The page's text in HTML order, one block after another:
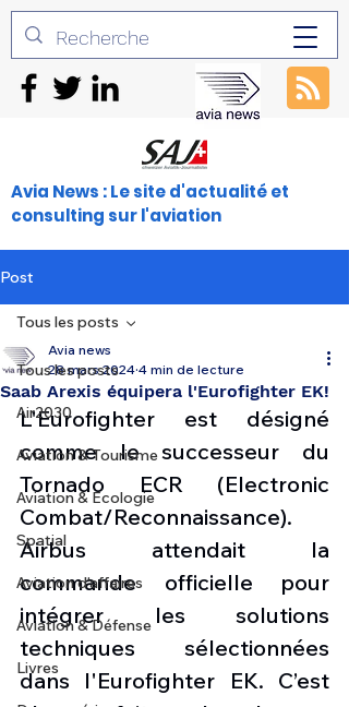
Avia News : Le site d'actualité et
consulting sur l'aviation
Post
Tous les posts
Air2030
Aviation & Tourisme
Aviation & Ecologie
Spatial
Aviation d'affaires
Aviation & Défense
Livres
Tous les posts
Saab Arexis équipera l'Eurofighter EK!
Avia news
28 mars 2024 4 min de lecture
L'Eurofighter est désigné
comme le successeur du
Tornado ECR (Electronic
Combat/Reconnaissance).
Airbus attendait la
commande officielle pour
intégrer les solutions
techniques sélectionnées
dans l'Eurofighter EK. C’est